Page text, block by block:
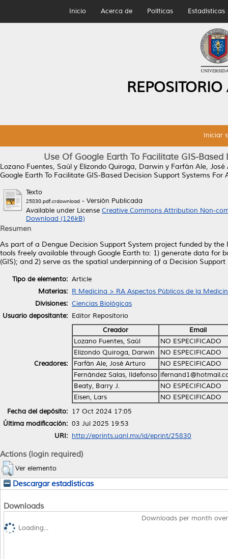
Inicio Acerca de Políticas Estadísticas
Iniciar
Use Of Google Earth To Facilitate GIS-
Lozano Fuentes, Saúl y Elizondo Quiroga, Darwin y Farfán Ale, José
Google Earth To Facilitate GIS-Based Decision Support Systems For
Texto
25830.pdf.crdownload - Versión Publicada
Available under License Creative Commons Attribution Non-
Download (126kB)
Resumen
As part of a Dengue Decision Support System project funded by
tools freely available through Google Earth to: 1) generate data for
(GIS); and 2) serve as the spatial underpinning of a Decision
Tipo de elemento: Article
Materias: R Medicina > RA Aspectos Públicos de la
Divisiones: Ciencias Biológicas
Usuario depositante: Editor Repositorio
Creadores:
Creador
Email
Lozano Fuentes, Saúl
NO ESPECIFICADO
Elizondo Quiroga, Darwin
NO ESPECIFICADO
Farfán Ale, José Arturo
NO ESPECIFICADO
Fernández Salas, Ildefonso
Beaty, Barry J.
NO ESPECIFICADO
Eisen, Lars
NO ESPECIFICADO
Fecha del depósito: 17 Oct 2024 17:05
Última modificación: 03 Jul 2025 19:53
URI: http://eprints.uanl.mx/id/eprint/25830
Actions (login required)
Ver elemento
Descargar estadísticas
Downloads
Downloads per month
Loading...